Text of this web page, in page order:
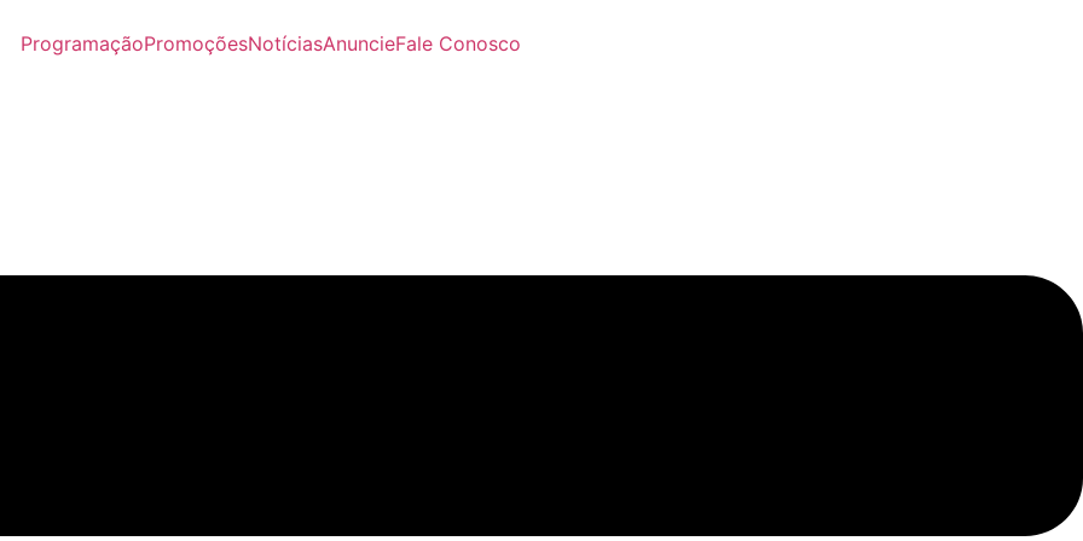
ProgramaçãoPromoçõesNotíciasAnuncieFale Conosco